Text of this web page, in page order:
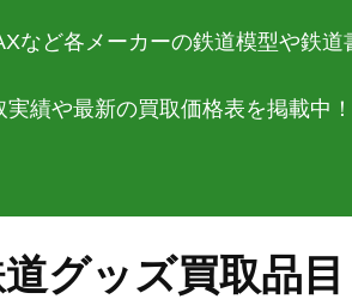
など各メーカーの鉄道模型や鉄
績や最新の買取価格表を掲載中
グッズ買取品目